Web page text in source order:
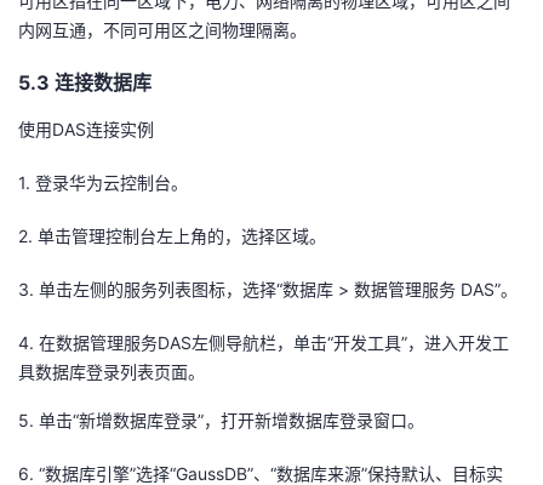
内网互通，不同可用区之间物理隔离。
5.3 连接数据库
使用DAS连接实例
1. 登录华为云控制台。
2. 单击管理控制台左上角的，选择区域。
3. 单击左侧的服务列表图标，选择“数据库 > 数据管理服务 DAS”。
4. 在数据管理服务DAS左侧导航栏，单击“开发工具”，进入开发工
具数据库登录列表页面。
5. 单击“新增数据库登录”，打开新增数据库登录窗口。
6. “数据库引擎”选择“GaussDB”、“数据库来源”保持默认、目标实